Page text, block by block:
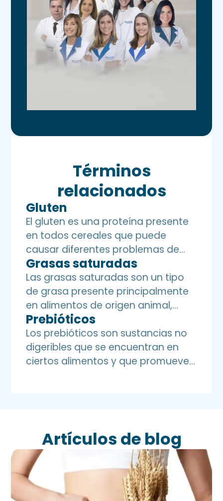
Términos
relacionados
Gluten
El gluten es una proteína presente
en todos cereales que puede
causar diferentes problemas de
salud, ya que a la mayoría de las
personas se les dificulta digerirlo.
Grasas saturadas
Las grasas saturadas son un tipo
de grasa presente principalmente
en alimentos de origen animal,
como la carne, la mantequilla y los
productos lácteos enteros. Su
consumo excesivo se ha asociado
con un mayor riesgo de
Prebióticos
Los prebióticos son sustancias no
digeribles que se encuentran en
ciertos alimentos y que promueven
probióticas, estimulando su
desarrollo y fortaleciendo la
microbiota intestinal.
Artículos de blog